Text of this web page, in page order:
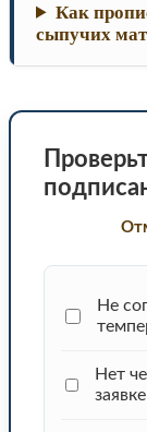
Как
сыпучих
Не
Нет